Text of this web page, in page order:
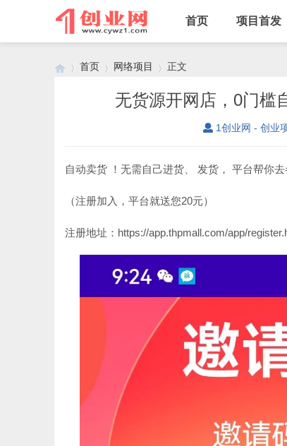
首页 项目首发
首页 网络项目 正文
无货源开网店，0门槛
1创业网 - 创业
自动卖货 ！无需自己进货、 发货， 平台帮你去
（注册加入，平台就送您20元）
注册地址：https://app.thpmall.com/app/